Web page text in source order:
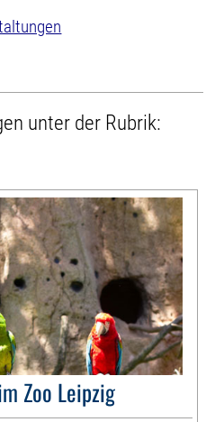
unter der Rubrik:
Zoo Leipzig